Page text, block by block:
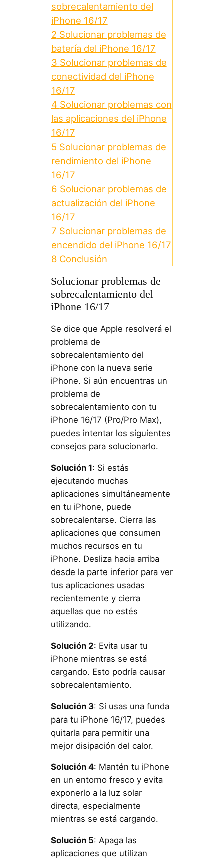
sobrecalentamiento del
iPhone 16/17
2 Solucionar problemas de
batería del iPhone 16/17
3 Solucionar problemas de
conectividad del iPhone
16/17
4 Solucionar problemas con
las aplicaciones del iPhone
16/17
5 Solucionar problemas de
rendimiento del iPhone
16/17
6 Solucionar problemas de
actualización del iPhone
16/17
7 Solucionar problemas de
encendido del iPhone 16/17
8 Conclusión
Solucionar problemas de
sobrecalentamiento del
iPhone 16/17
Se dice que Apple resolverá el
problema de
sobrecalentamiento del
iPhone con la nueva serie
iPhone. Si aún encuentras un
problema de
sobrecalentamiento con tu
iPhone 16/17 (Pro/Pro Max),
puedes intentar los siguientes
consejos para solucionarlo.
Solución 1: Si estás
ejecutando muchas
aplicaciones simultáneamente
en tu iPhone, puede
sobrecalentarse. Cierra las
aplicaciones que consumen
muchos recursos en tu
iPhone. Desliza hacia arriba
desde la parte inferior para ver
tus aplicaciones usadas
recientemente y cierra
aquellas que no estés
utilizando.
Solución 2: Evita usar tu
iPhone mientras se está
cargando. Esto podría causar
sobrecalentamiento.
Solución 3: Si usas una funda
para tu iPhone 16/17, puedes
quitarla para permitir una
mejor disipación del calor.
Solución 4: Mantén tu iPhone
en un entorno fresco y evita
exponerlo a la luz solar
directa, especialmente
mientras se está cargando.
Solución 5: Apaga las
aplicaciones que utilizan